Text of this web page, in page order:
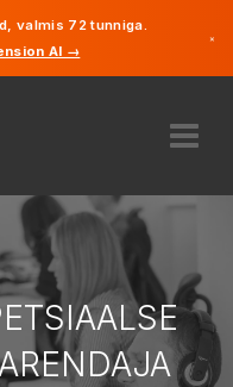
valmis 72 tunniga.
AI →
×